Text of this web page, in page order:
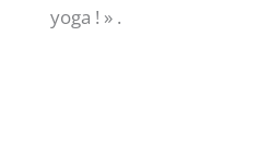
yoga ! » .